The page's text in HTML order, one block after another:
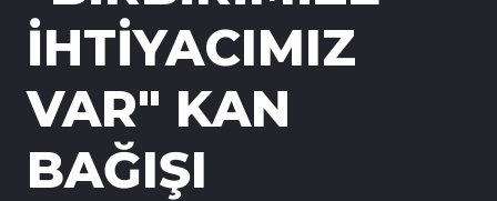
İHTİYACIMIZ
VAR" KAN
BAĞIŞI